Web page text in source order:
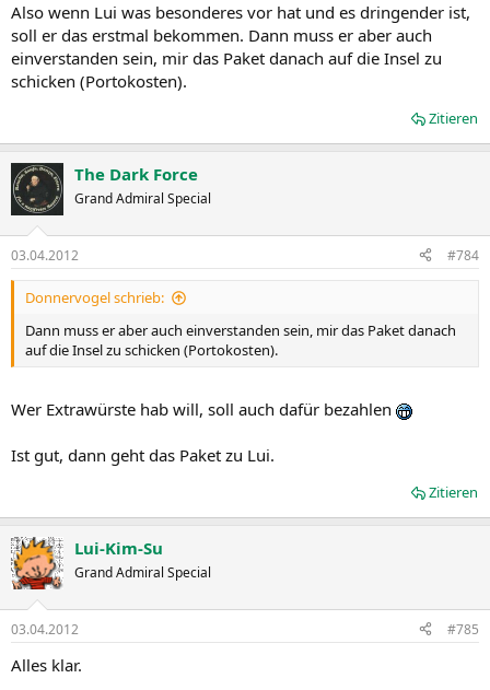
Also wenn Lui was besonderes vor hat und es dringender ist,
soll er das erstmal bekommen. Dann muss er aber auch
einverstanden sein, mir das Paket danach auf die Insel zu
schicken (Portokosten).
Zitieren
The Dark Force
Grand Admiral Special
03.04.2012 #784
Donnervogel schrieb:
Dann muss er aber auch einverstanden sein, mir das Paket danach
auf die Insel zu schicken (Portokosten).
Wer Extrawürste hab will, soll auch dafür bezahlen
Ist gut, dann geht das Paket zu Lui.
Zitieren
Lui-Kim-Su
Grand Admiral Special
03.04.2012 #785
Alles klar.